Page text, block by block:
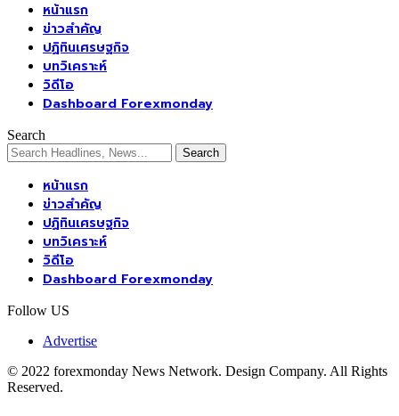
หน้าแรก
ข่าวสำคัญ
ปฏิทินเศรษฐกิจ
บทวิเคราะห์
วิดีโอ
Dashboard Forexmonday
Search
หน้าแรก
ข่าวสำคัญ
ปฏิทินเศรษฐกิจ
บทวิเคราะห์
วิดีโอ
Dashboard Forexmonday
Follow US
Advertise
© 2022 forexmonday News Network. Design Company. All Rights
Reserved.